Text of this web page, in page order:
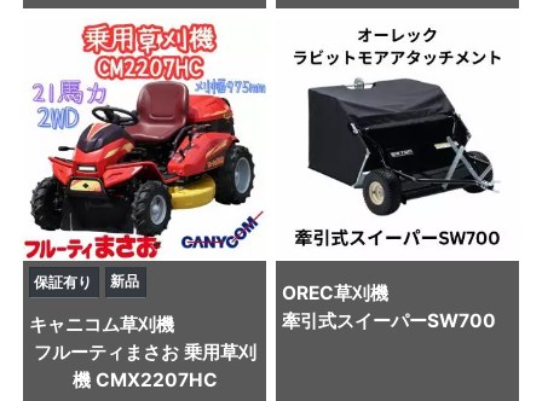
保証有り 新品
キャニコム草刈機
フルーティまさお 乗用草刈
機 CMX2207HC
OREC草刈機
牽引式スイーパーSW700